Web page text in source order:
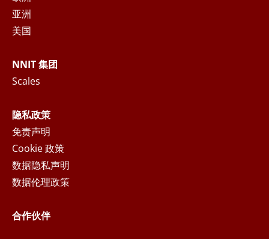
亚洲
美国
NNIT 集团
Scales
隐私政策
免责声明
Cookie 政策
数据隐私声明
数据伦理政策
合作伙伴